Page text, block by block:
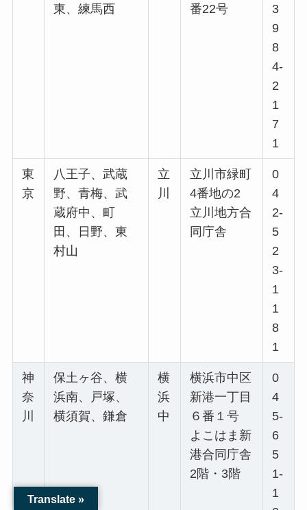
東、練馬西
番22号
3
9
8
4-
2
1
7
1
東
京
八王子、武蔵
野、青梅、武
蔵府中、町
田、日野、東
村山
立
川
立川市緑町
4番地の2
立川地方合
同庁舎
0
4
2-
5
2
3-
1
1
8
1
神
奈
川
保土ヶ谷、横
浜南、戸塚、
横須賀、鎌倉
横
浜
中
横浜市中区
新港一丁目
６番１号
よこはま新
港合同庁舎
2階・3階
0
4
5-
6
5
1-
1
Translate »